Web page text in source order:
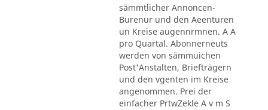
sämmtlicher Annoncen-
Burenur und den Aeenturen
un Kreise augennrmnen. A A
pro Quartal. Abonnerneuts
werden von sämmuichen
Post'Anstalten, Briefträgern
und den vgenten im Kreise
angenommen. Prei der
einfacher PrtwZekle A v m S